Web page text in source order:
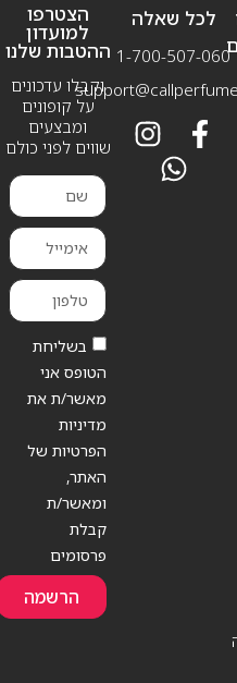
לכל שאלה
1-700-507-060
הצטרפו
למועדון
ההטבות שלנו
וקבלו עדכונים
על קופונים
ומבצעים
שווים לפני כולם
בשליחת
הטופס אני
מאשר/ת את
מדיניות
הפרטיות של
האתר,
ומאשר/ת
קבלת
פרסומים
הרשמה